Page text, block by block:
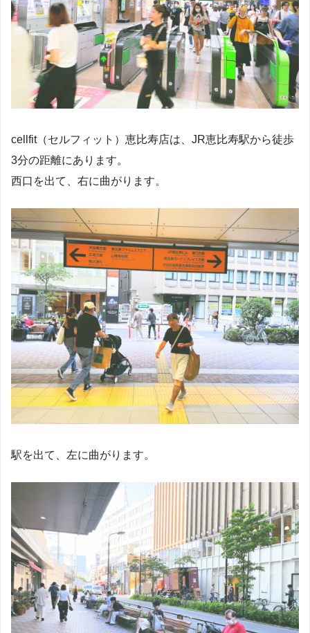
cellfit（セルフィット）恵比寿店は、JR恵比寿駅から徒歩
3分の距離にあります。
西口を出て、右に曲がります。
駅を出て、左に曲がります。